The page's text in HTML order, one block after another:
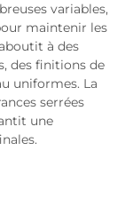
variables,
maintenir les
à des
des finitions de
uniformes. La
serrées
une